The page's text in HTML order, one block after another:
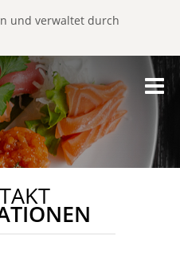
und verwaltet durch